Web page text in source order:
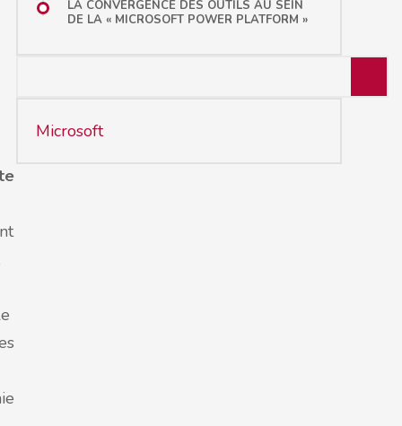
LA CONVERGENCE DES OUTILS AU SEIN
DE LA « MICROSOFT POWER PLATFORM »
Microsoft